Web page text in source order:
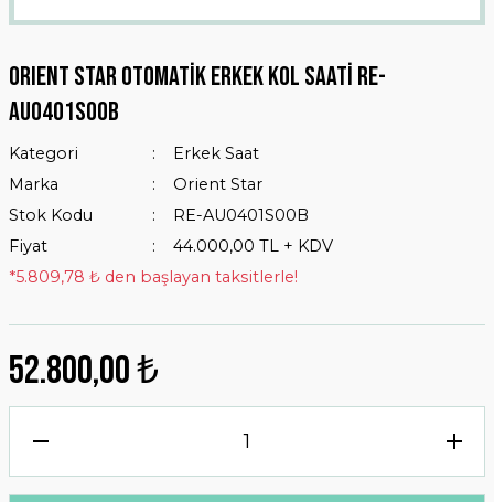
ORIENT STAR Otomatik Erkek Kol Saati RE-
AU0401S00B
Kategori
Erkek Saat
Marka
Orient Star
Stok Kodu
RE-AU0401S00B
Fiyat
44.000,00 TL + KDV
*5.809,78 ₺ den başlayan taksitlerle!
52.800,00 ₺